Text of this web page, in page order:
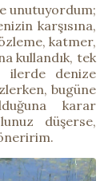
unutuyordum;
karşısına,
katmer,
kullandık, tek
ilerde denize
bugüne
karar
düşerse,